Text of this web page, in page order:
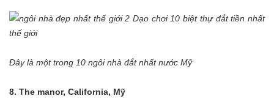
Đây là một trong 10 ngôi nhà đắt nhất nước Mỹ
8. The manor, California, Mỹ